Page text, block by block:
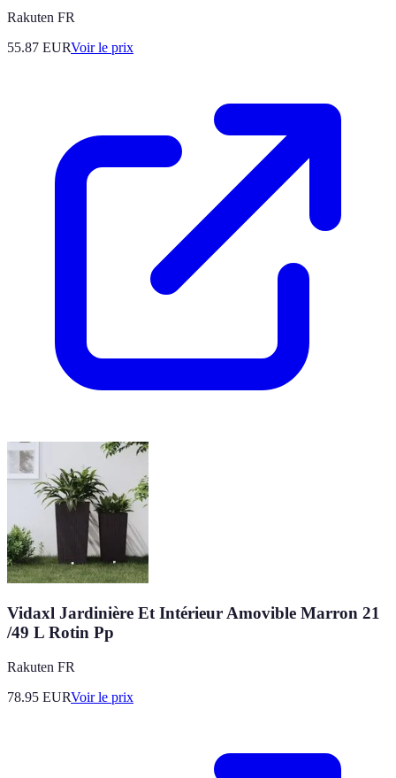
Rakuten FR
55.87 EURVoir le prix
Vidaxl Jardinière Et Intérieur Amovible Marron 21
/49 L Rotin Pp
Rakuten FR
78.95 EURVoir le prix